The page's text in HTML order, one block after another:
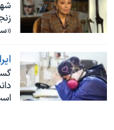
نرگس محمدی برنده جایزه
صفحه‌های ویژه
سفر پرزیدنت ترامپ به